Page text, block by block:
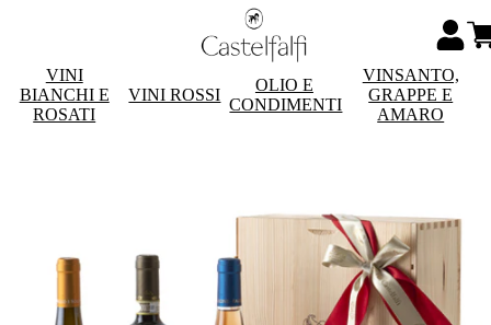
VINI
BIANCHI E
ROSATI
VINI ROSSI
OLIO E
CONDIMENTI
VINSANTO,
GRAPPE E
AMARO